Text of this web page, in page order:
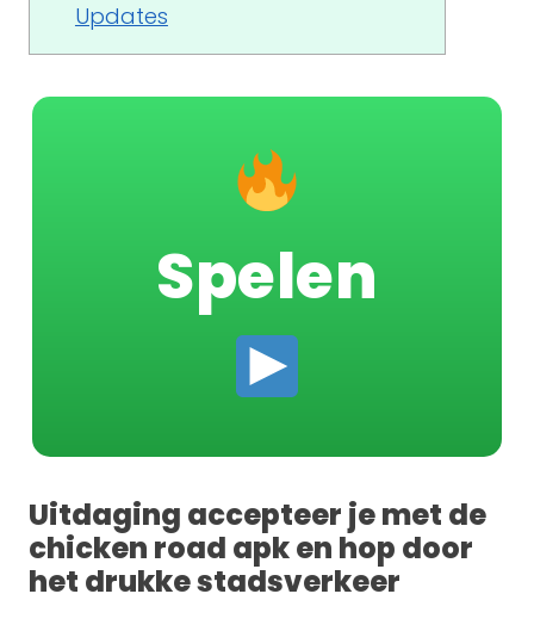
Updates
Spelen
Uitdaging accepteer je met de
chicken road apk en hop door
het drukke stadsverkeer